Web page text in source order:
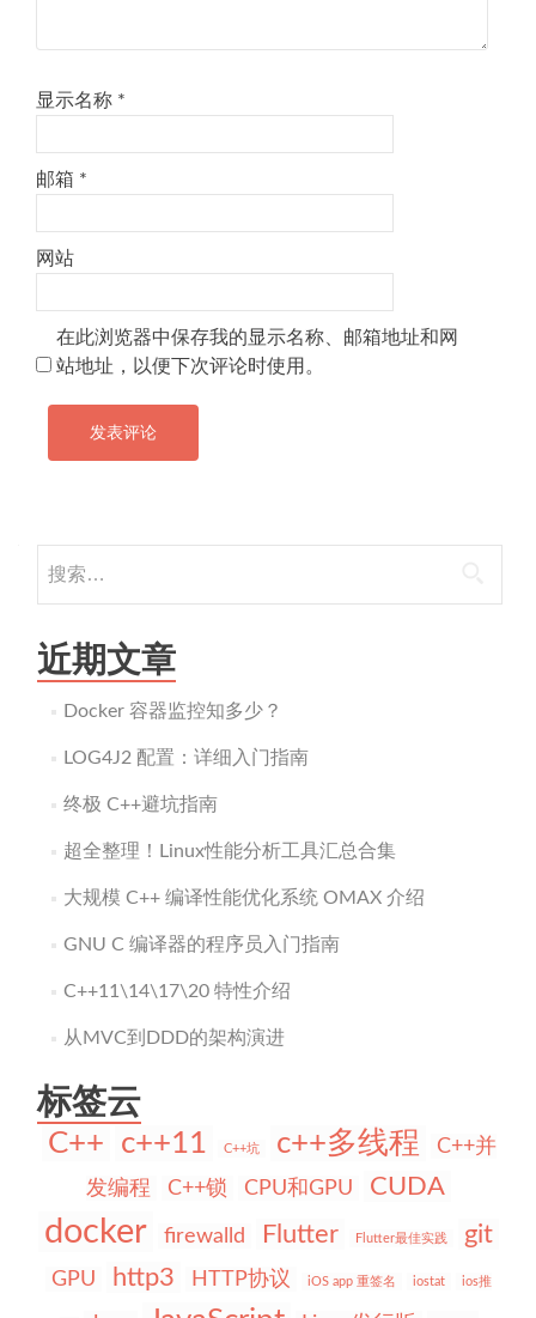
显示名称 *
邮箱 *
网站
在此浏览器中保存我的显示名称、邮箱地址和网
站地址，以便下次评论时使用。
索：
近期文章
Docker 容器监控知多少？
LOG4J2 配置：详细入门指南
终极 C++避坑指南
超全整理！Linux性能分析工具汇总合集
大规模 C++ 编译性能优化系统 OMAX 介绍
GNU C 编译器的程序员入门指南
C++11\14\17\20 特性介绍
从MVC到DDD的架构演进
标签云
C++ c++11 C++坑 c++多线程 C++并
发编程 C++锁 CPU和GPU CUDA
docker firewalld Flutter Flutter最佳实践 git
GPU http3 HTTP协议 iOS app 重签名 iostat ios推